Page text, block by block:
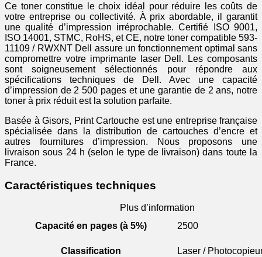
Ce toner constitue le choix idéal pour réduire les coûts de
votre entreprise ou collectivité. À prix abordable, il garantit
une qualité d’impression irréprochable. Certifié ISO 9001,
ISO 14001, STMC, RoHS, et CE, notre toner compatible 593-
11109 / RWXNT Dell assure un fonctionnement optimal sans
compromettre votre imprimante laser Dell. Les composants
sont soigneusement sélectionnés pour répondre aux
spécifications techniques de Dell. Avec une capacité
d’impression de 2 500 pages et une garantie de 2 ans, notre
toner à prix réduit est la solution parfaite.
Basée à Gisors, Print Cartouche est une entreprise française
spécialisée dans la distribution de cartouches d’encre et
autres fournitures d’impression. Nous proposons une
livraison sous 24 h (selon le type de livraison) dans toute la
France.
Caractéristiques techniques
Plus d’information
Capacité en pages (à 5%)
2500
Classification Laser /